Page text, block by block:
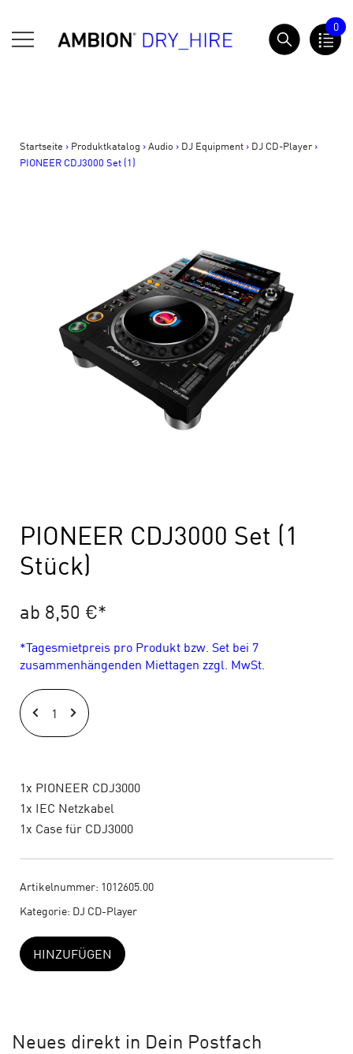
zum
Inhalt
AMBION Dry Hire
0
Startseite > Produktkatalog >Audio > DJ Equipment > DJ CD-Player>
PIONEER CDJ3000 Set (1)
PIONEER CDJ3000 Set (1
Stück)
ab 8,50 €*
*Tagesmietpreis pro Produkt bzw. Set bei 7
zusammenhängenden Miettagen zzgl. MwSt.
PIONEER
CDJ3000
Set
Menge
1x PIONEER CDJ3000
1x IEC Netzkabel
1x Case für CDJ3000
Artikelnummer: 1012605.00
Kategorie: DJ CD-Player
HINZUFÜGEN
Neues direkt in Dein Postfach